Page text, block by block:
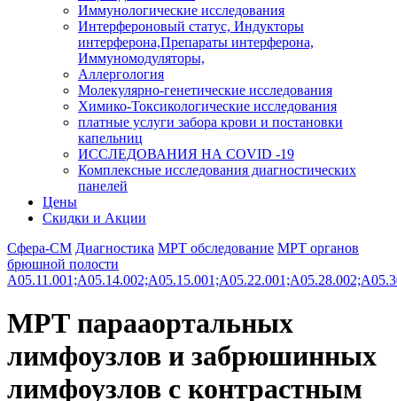
Иммунологические исследования
Интерфероновый статус, Индукторы
интерферона,Препараты интерферона,
Иммуномодуляторы,
Аллергология
Молекулярно-генетические исследования
Химико-Токсикологические исследования
платные услуги забора крови и постановки
капельниц
ИССЛЕДОВАНИЯ НА COVID -19
Комплексные исследования диагностических
панелей
Цены
Скидки и Акции
Сфера-СМ Диагностика МРТ обследование МРТ органов
брюшной полости
МРТ парааортальных
лимфоузлов и забрюшинных
лимфоузлов с контрастным